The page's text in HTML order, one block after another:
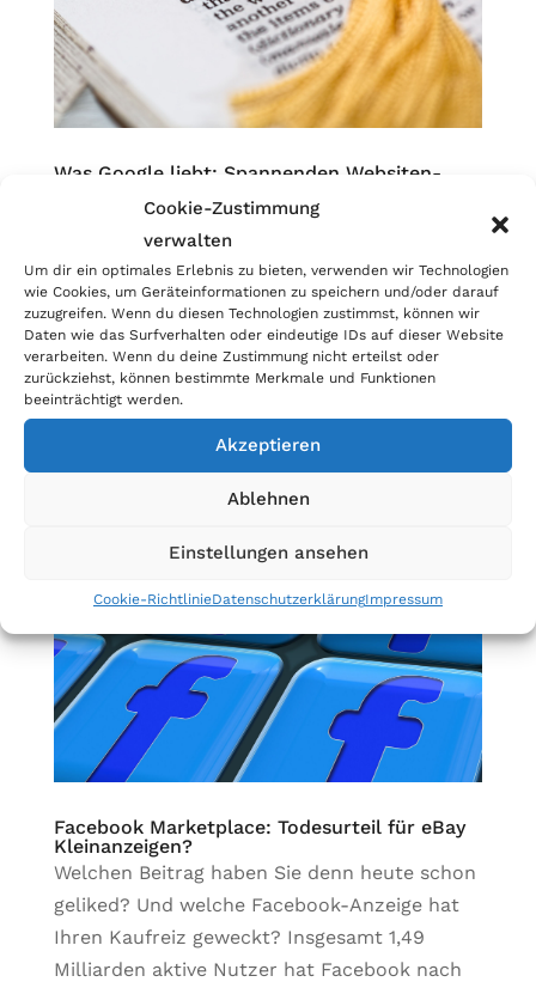
Cookie-Zustimmung
verwalten
Um dir ein optimales Erlebnis zu bieten, verwenden wir Technologien
wie Cookies, um Geräteinformationen zu speichern und/oder darauf
zuzugreifen. Wenn du diesen Technologien zustimmst, können wir
Daten wie das Surfverhalten oder eindeutige IDs auf dieser Website
verarbeiten. Wenn du deine Zustimmung nicht erteilst oder
zurückziehst, können bestimmte Merkmale und Funktionen
beeinträchtigt werden.
Akzeptieren
Ablehnen
Einstellungen ansehen
Cookie-RichtlinieDatenschutzerklärungImpressum
Was Google liebt: Spannenden Websiten-
„Content is king“ lautet die aktuelle
Zauberformel vieler Text-Agenturen. Auf
Deutsch bedeutet das „Inhalt ist König“. Es
ist das „Sesam öffne Dich“ für ein gutes
Ranking bei Suchmaschinen wie Google und
Bing. Gemeint sind damit originelle,
zielgruppengerechte und...
Facebook Marketplace: Todesurteil für eBay
Kleinanzeigen?
Welchen Beitrag haben Sie denn heute schon
geliked? Und welche Facebook-Anzeige hat
Ihren Kaufreiz geweckt? Insgesamt 1,49
Milliarden aktive Nutzer hat Facebook nach